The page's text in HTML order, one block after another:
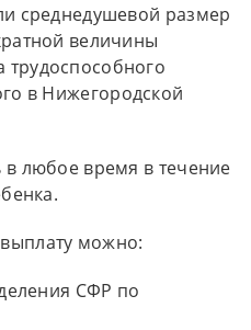
среднедушевой размер
величины
в Нижегородской
любое время в течение
можно:
СФР по